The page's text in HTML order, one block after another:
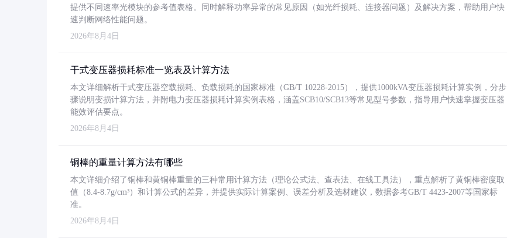
提供不同速率光模块的参考值表格。同时解释功率异常的常见原因（如光纤损耗、连接器问题）及解决方案，帮助用户快
速判断网络性能问题。
2026年8月4日
干式变压器损耗标准一览表及计算方法
本文详细解析干式变压器空载损耗、负载损耗的国家标准（GB/T 10228-2015），提供1000kVA变压器损耗计算实例，分步
骤说明变损计算方法，并附电力变压器损耗计算实例表格，涵盖SCB10/SCB13等常见型号参数，指导用户快速掌握变压器
能效评估要点。
2026年8月4日
铜棒的重量计算方法有哪些
本文详细介绍了铜棒和黄铜棒重量的三种常用计算方法（理论公式法、查表法、在线工具法），重点解析了黄铜棒密度取
值（8.4-8.7g/cm³）和计算公式的差异，并提供实际计算案例、误差分析及选材建议，数据参考GB/T 4423-2007等国家标
准。
2026年8月4日